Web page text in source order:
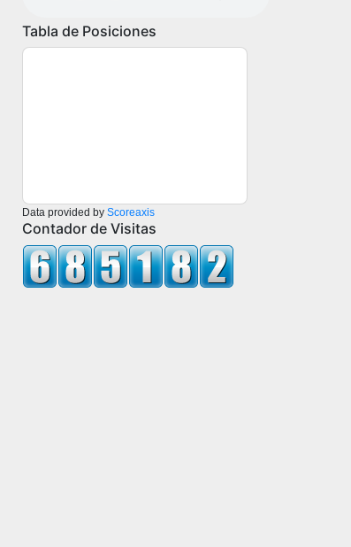
Tabla de Posiciones
Data provided by Scoreaxis
Contador de Visitas